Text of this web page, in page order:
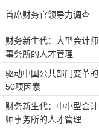
首席财务官领导力调查
财务新生代：大型会计师
事务所的人才管理
驱动中国公共部门变革的
50项因素
财务新生代：中小型会计
师事务所的人才管理